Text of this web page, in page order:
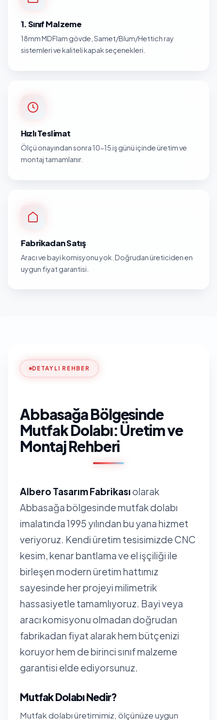
1. Sınıf Malzeme
18mm MDFlam gövde, Samet/Blum/Hettich ray
sistemleri ve kaliteli kapak seçenekleri.
Hızlı Teslimat
Ölçü onayından sonra 10-15 iş günü içinde üretim ve
montaj tamamlanır.
Fabrikadan Satış
Aracı ve bayi komisyonu yok. Doğrudan üreticiden en
uygun fiyat garantisi.
DETAYLI REHBER
Abbasağa Bölgesinde
Mutfak Dolabı: Üretim ve
Montaj Rehberi
Albero Tasarım Fabrikası olarak
Abbasağa bölgesinde mutfak dolabı
imalatında 1995 yılından bu yana hizmet
veriyoruz. Kendi üretim tesisimizde CNC
kesim, kenar bantlama ve el işçiliği ile
birleşen modern üretim hattımız
sayesinde her projeyi milimetrik
hassasiyetle tamamlıyoruz. Bayi veya
aracı komisyonu olmadan doğrudan
fabrikadan fiyat alarak hem bütçenizi
koruyor hem de birinci sınıf malzeme
garantisi elde ediyorsunuz.
Mutfak Dolabı Nedir?
Mutfak dolabı üretimimiz, ölçünüze uygun